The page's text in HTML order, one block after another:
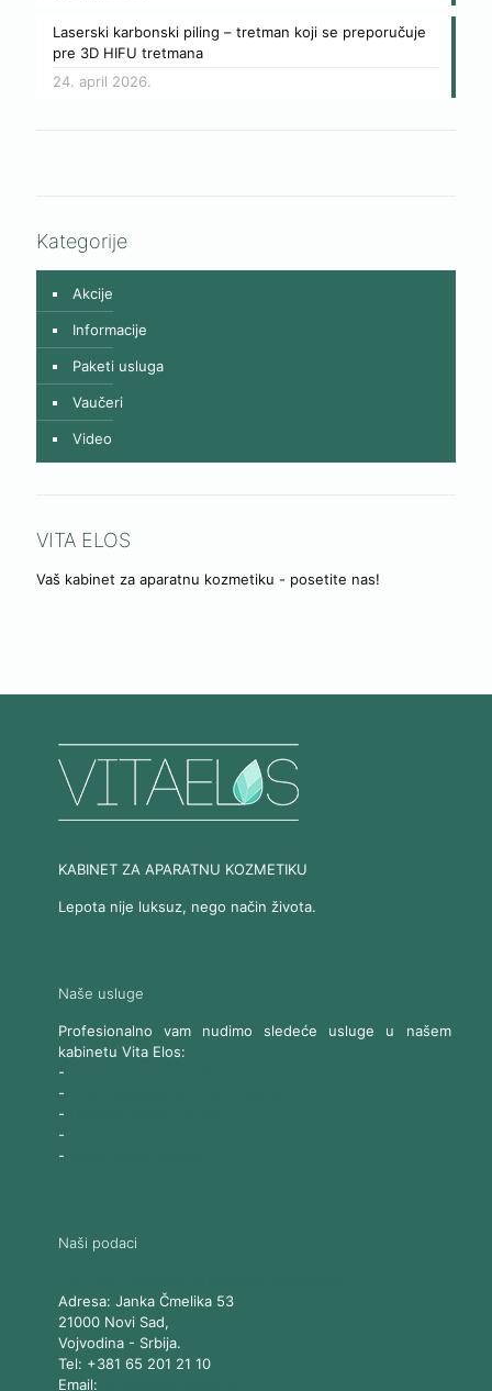
Laserski karbonski piling – tretman koji se preporučuje
pre 3D HIFU tretmana
24. april 2026.
Kategorije
Akcije
Informacije
Paketi usluga
Vaučeri
Video
VITA ELOS
Vaš kabinet za aparatnu kozmetiku - posetite nas!
KABINET ZA APARATNU KOZMETIKU
Lepota nije luksuz, nego način života.
Naše usluge
Profesionalno vam nudimo sledeće usluge u našem
kabinetu Vita Elos:
-
-
-
-
-
Naši podaci
Adresa: Janka Čmelika 53
21000 Novi Sad,
Vojvodina- Srbija.
Tel: +381 65 201 21 10
Email: